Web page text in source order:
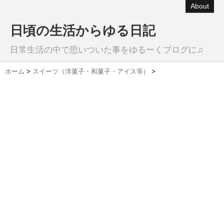
About
日頃の生活からゆる日記
日常生活の中で思いついた事をゆるーくブログに♫
ホーム > スイーツ（洋菓子・和菓子・アイス等） >